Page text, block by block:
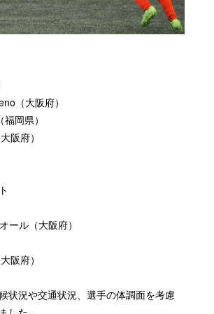
（大阪府）
岡県）
阪府）
ール（大阪府）
阪府）
状況や交通状況、選手の体調面を考慮